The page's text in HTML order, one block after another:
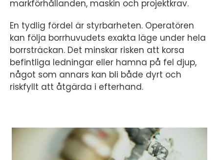
markförhållanden, maskin och projektkrav.
En tydlig fördel är styrbarheten. Operatören
kan följa borrhuvudets exakta läge under hela
borrsträckan. Det minskar risken att korsa
befintliga ledningar eller hamna på fel djup,
något som annars kan bli både dyrt och
riskfyllt att åtgärda i efterhand.